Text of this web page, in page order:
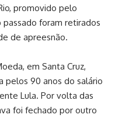
promovido pelo
passado foram retirados
de apreesnão.
em Santa Cruz,
pelos 90 anos do salário
Lula. Por volta das
foi fechado por outro